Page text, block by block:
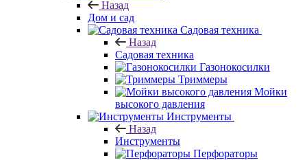
Назад
Дом и сад
Садовая техника
Назад
Садовая техника
Газонокосилки
Триммеры
Мойки
высокого давления
Инструменты
Назад
Инструменты
Перфораторы